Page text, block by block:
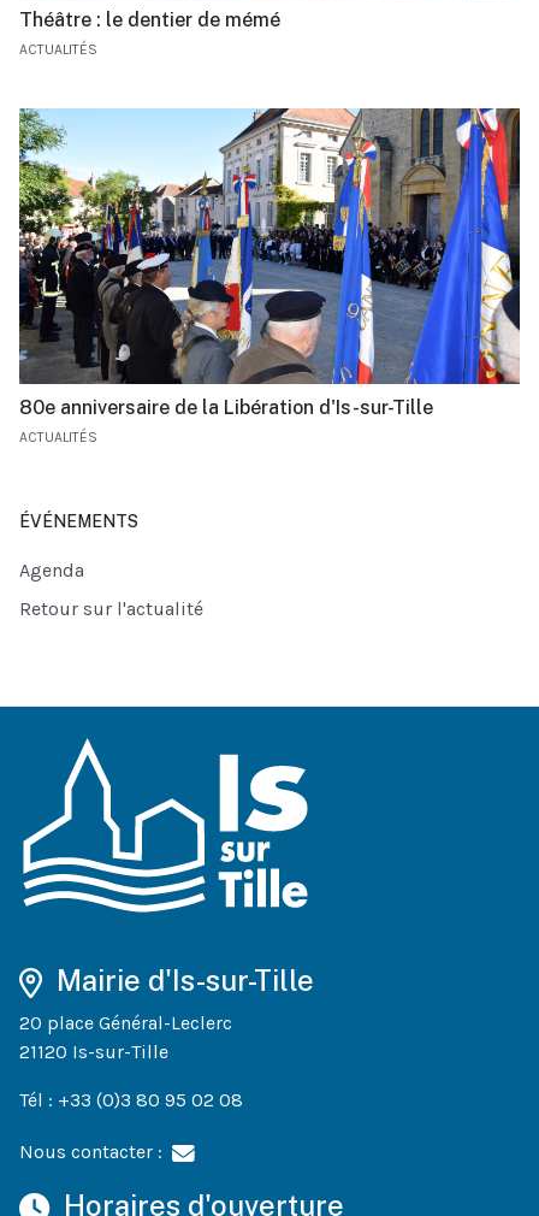
Théâtre : le dentier de mémé
ACTUALITÉS
80e anniversaire de la Libération d'Is-sur-Tille
ACTUALITÉS
ÉVÉNEMENTS
Agenda
Retour sur l'actualité
Mairie d'Is-sur-Tille
20 place Général-Leclerc
21120 Is-sur-Tille
Tél : +33 (0)3 80 95 02 08
Nous contacter :
Horaires d'ouverture